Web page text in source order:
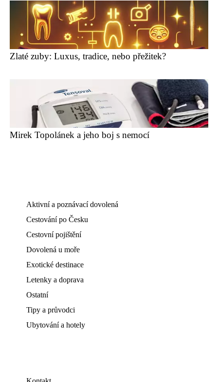
Zlaté zuby: Luxus, tradice, nebo přežitek?
Mirek Topolánek a jeho boj s nemocí
Aktivní a poznávací dovolená
Cestování po Česku
Cestovní pojištění
Dovolená u moře
Exotické destinace
Letenky a doprava
Ostatní
Tipy a průvodci
Ubytování a hotely